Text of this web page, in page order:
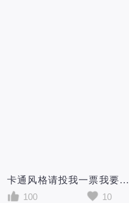
卡通风格请投我一票我要参加大队委竞选儿童宣传海报
100
10